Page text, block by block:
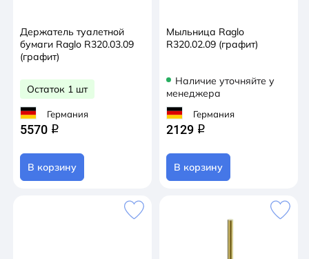
Держатель туалетной
бумаги Raglo R320.03.09
(графит)
Остаток 1 шт
Германия
5570 q
В корзину
Мыльница Raglo
R320.02.09 (графит)
Наличие уточняйте у
менеджера
Германия
2129 q
В корзину